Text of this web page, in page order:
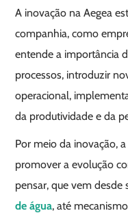
A inovação na Aegea
companhia, como
entende a importância
processos, introduzir
operacional,
da produtividade e da
Por meio da inovação,
promover a evolução
pensar, que vem desde
de água, até